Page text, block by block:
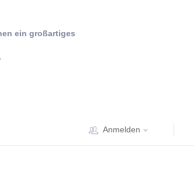
ein großartiges
Anmelden